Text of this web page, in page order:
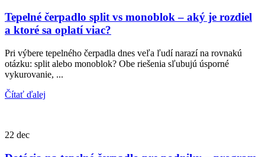
Tepelné čerpadlo split vs monoblok – aký je rozdiel
a ktoré sa oplatí viac?
Pri výbere tepelného čerpadla dnes veľa ľudí narazí na rovnakú
otázku: split alebo monoblok? Obe riešenia sľubujú úsporné
vykurovanie, ...
Čítať ďalej
22 dec